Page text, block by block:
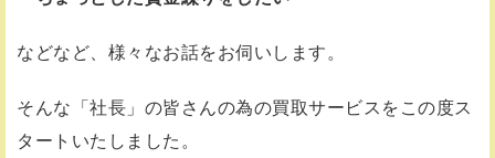
などなど、様々なお話をお伺いします。
そんな「社長」の皆さんの為の買取サービスをこの度ス
タートいたしました。